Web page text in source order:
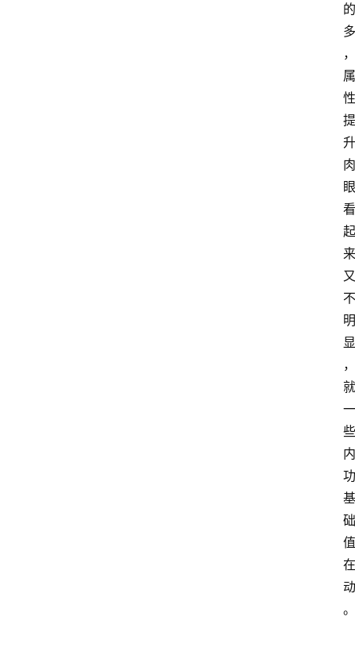
的
多
，
属
性
提
升
肉
眼
看
起
来
又
不
明
显
，
就
一
些
内
功
基
础
值
在
动
。